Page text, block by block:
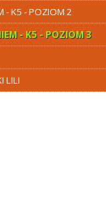
- K5 - POZIOM 2
- K5 - POZIOM 3
LILI